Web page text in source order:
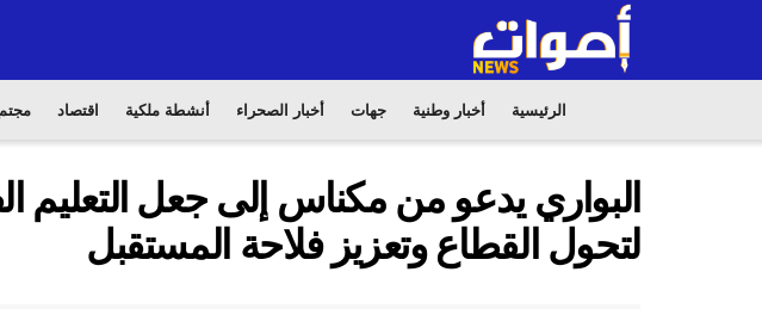
الرئيسية أخبار وطنية جهات أخبار الصحراء أنشطة ملكية اقتصاد
البواري يدعو من مكناس إلى جعل التعليم
لتحول القطاع وتعزيز فلاحة المستقبل